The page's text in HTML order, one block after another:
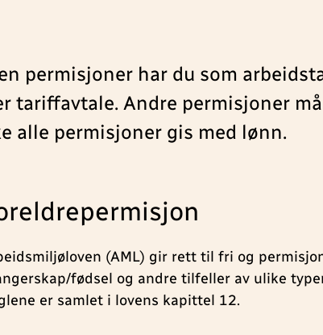
permisjoner har du som
tariffavtale. Andre permisjoner
alle permisjoner gis med lønn.
(AML) gir rett til fri og
fødsel og andre tilfeller av ulike
er samlet i lovens kapittel 12.